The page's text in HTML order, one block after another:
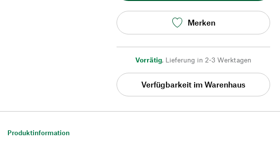
Merken
Vorrätig, Lieferung in 2-3 Werktagen
Verfügbarkeit im Warenhaus
Produktinformation